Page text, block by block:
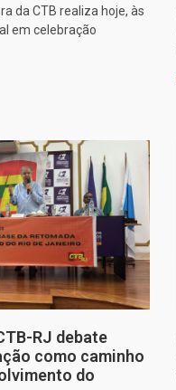
da CTB realiza hoje, às
em celebração
RJ debate
como caminho
do